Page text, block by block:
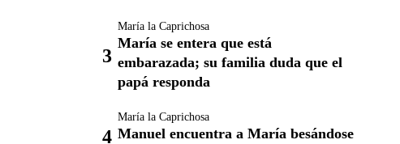
María la Caprichosa
María se entera que está
embarazada; su familia duda que el
papá responda
María la Caprichosa
Manuel encuentra a María besándose